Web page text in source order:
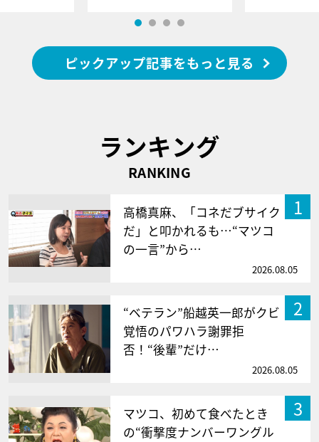
ピックアップ記事をもっと見る
ランキング
RANKING
1
高橋真麻、「コネだブサイク
だ」と叩かれるも…“マツコ
の一言”から…
2026.08.05
2
“ベテラン”船越英一郎がクビ
覚悟のパワハラ謝罪拒
否！“後輩”だけ…
2026.08.05
3
マツコ、初めて食べたとき
の“衝撃度ナンバーワングル